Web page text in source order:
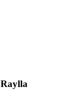
Raylla